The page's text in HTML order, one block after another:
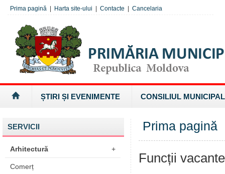
Prima pagină Harta site-ului Contacte Cancelaria
ȘTIRI ȘI EVENIMENTE CONSILIUL MUNICIPAL
SERVICII
Arhitectură +
Comerț
Prima pagină
Funcții